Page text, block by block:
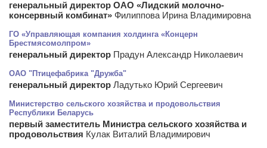
генеральный директор ОАО «Лидский молочно-
консервный комбинат» Филиппова Ирина Владимировна
ГО «Управляющая компания холдинга «Концерн
Брестмясомолпром»
генеральный директор Прадун Александр Николаевич
ОАО "Птицефабрика "Дружба"
генеральный директор Ладутько Юрий Сергеевич
Министерство сельского хозяйства и продовольствия
Республики Беларусь
первый заместитель Министра сельского хозяйства и
продовольствия Кулак Виталий Владимирович